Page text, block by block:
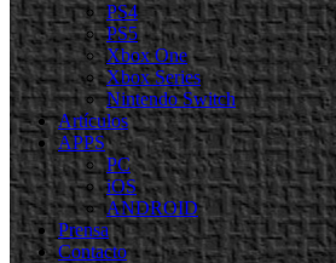
PS4
PS5
Xbox One
Xbox Series
Nintendo Switch
Artículos
APPS
PC
iOS
ANDROID
Prensa
Contacto